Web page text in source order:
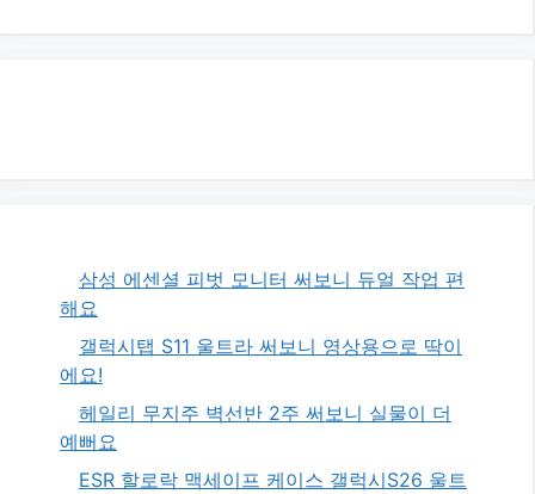
삼성 에센셜 피벗 모니터 써보니 듀얼 작업 편
해요
갤럭시탭 S11 울트라 써보니 영상용으로 딱이
에요!
헤일리 무지주 벽선반 2주 써보니 실물이 더
예뻐요
ESR 할로락 맥세이프 케이스 갤럭시S26 울트